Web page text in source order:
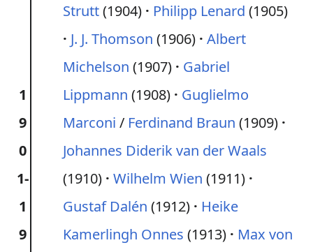
1
9
0
1-
1
9
Strutt(1904) Philipp Lenard (1905)
J. J. Thomson (1906) Albert
Michelson (1907)
Gabriel
Lippmann (1908)
Guglielmo
Marconi / Ferdinand Braun (1909)
Johannes Diderik van der Waals
(1910) Wilhelm Wien (1911)
Gustaf Dalén (1912)
Heike
Kamerlingh Onnes (1913)
Max von